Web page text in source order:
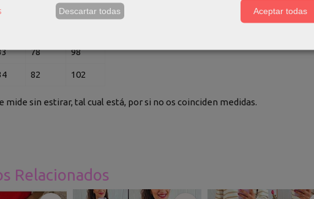
90
78 98
82 102
mide sin estirar, tal cual está, por si no os coinciden medidas.
Relacionados
Descartar todas Aceptar todas